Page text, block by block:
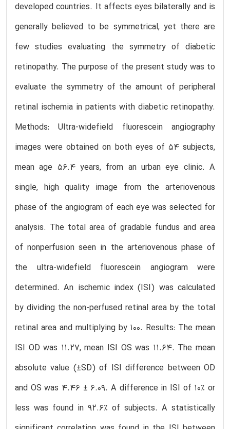
developed countries. It affects eyes bilaterally and is
generally believed to be symmetrical, yet there are
few studies evaluating the symmetry of diabetic
retinopathy. The purpose of the present study was to
evaluate the symmetry of the amount of peripheral
retinal ischemia in patients with diabetic retinopathy.
Methods: Ultra-widefield fluorescein angiography
images were obtained on both eyes of 54 subjects,
mean age 56.4 years, from an urban eye clinic. A
single, high quality image from the arteriovenous
phase of the angiogram of each eye was selected for
analysis. The total area of gradable fundus and area
of nonperfusion seen in the arteriovenous phase of
the ultra-widefield fluorescein angiogram were
determined. An ischemic index (ISI) was calculated
by dividing the non-perfused retinal area by the total
retinal area and multiplying by 100. Results: The mean
ISI OD was 11.27, mean ISI OS was 11.64. The mean
absolute value (±SD) of ISI difference between OD
and OS was 4.46 ± 6.09. A difference in ISI of 10% or
less was found in 92.6% of subjects. A statistically